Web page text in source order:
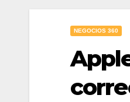
NEGOCIOS 360